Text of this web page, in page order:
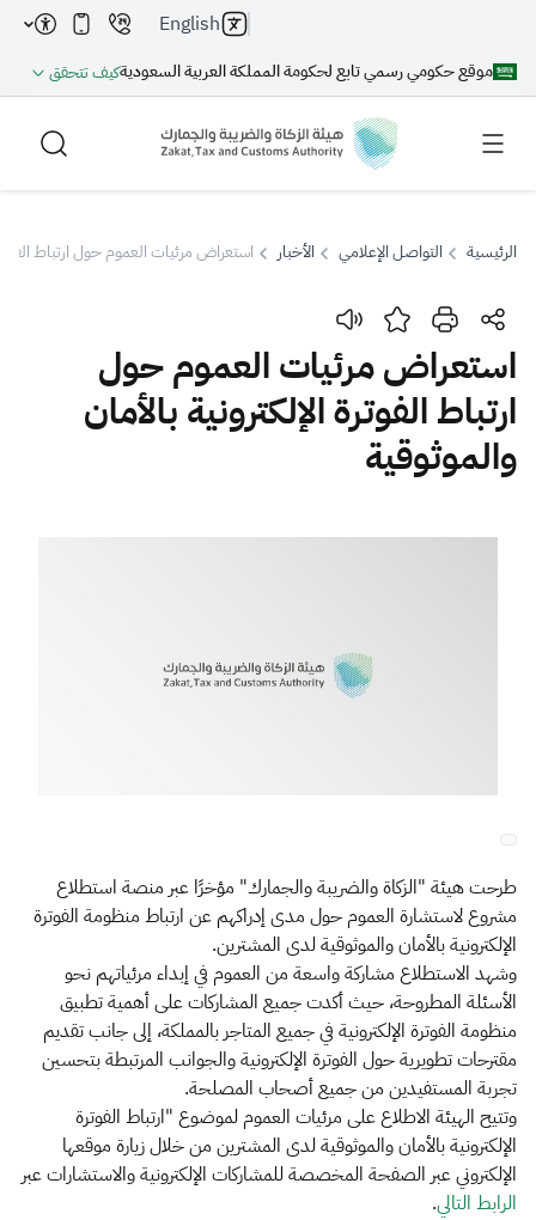
موقع حكومي رسمي تابع لحكومة المملكة العربية السعوديةكيف تتحقق
English
بحث
بحث بحث AI
اقتراحات
الزكاة الجمارك
ضريبة القيمة المضافة
الرئيسية التواصل الإعلامي الأخبار استعراض مرئيات العموم حول ارتباط
استعراض مرئيات العموم حول
ارتباط الفوترة الإلكترونية بالأمان
والموثوقية
​​​​طرحت هيئة "الزكاة والضريبة والجمارك" مؤخرًا عبر منصة استطلاع
مشروع لاستشارة العموم حول مدى إدراكهم عن ارتباط منظومة الفوترة
الإلكترونية بالأمان والموثوقية لدى المشترين.
وشهد الاستطلاع مشاركة واسعة من العموم في إبداء مرئياتهم نحو
الأسئلة المطروحة، حيث أكدت جميع المشاركات على أهمية تطبيق
منظومة الفوترة الإلكترونية في جميع المتاجر بالمملكة، إلى جانب تقديم
مقترحات تطويرية حول الفوترة الإلكترونية والجوانب المرتبطة بتحسين
تجربة المستفيدين من جميع أصحاب المصلحة.
وتتيح الهيئة الاطلاع على مرئيات العموم لموضوع "ارتباط الفوترة
الإلكترونية بالأمان والموثوقية لدى المشترين من خلال زيارة موقعها
الإلكتروني عبر الصفحة المخصصة للمشاركات الإلكترونية والاستشارات عبر
الرابط التالي​.